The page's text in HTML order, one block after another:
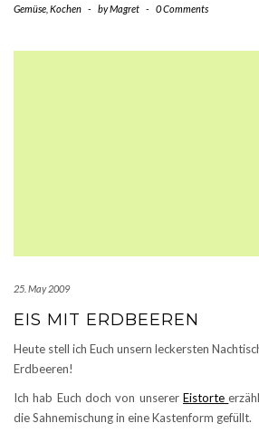
Gemüse Kochen - byMagret - 0 Comments
25. May 2009
EIS MIT ERDBEEREN
Heute stell ich Euch unsern leckersten
Erdbeeren!
Ich hab Euch doch von unserer Eistorte
die Sahnemischung in eine Kastenform gefüllt.